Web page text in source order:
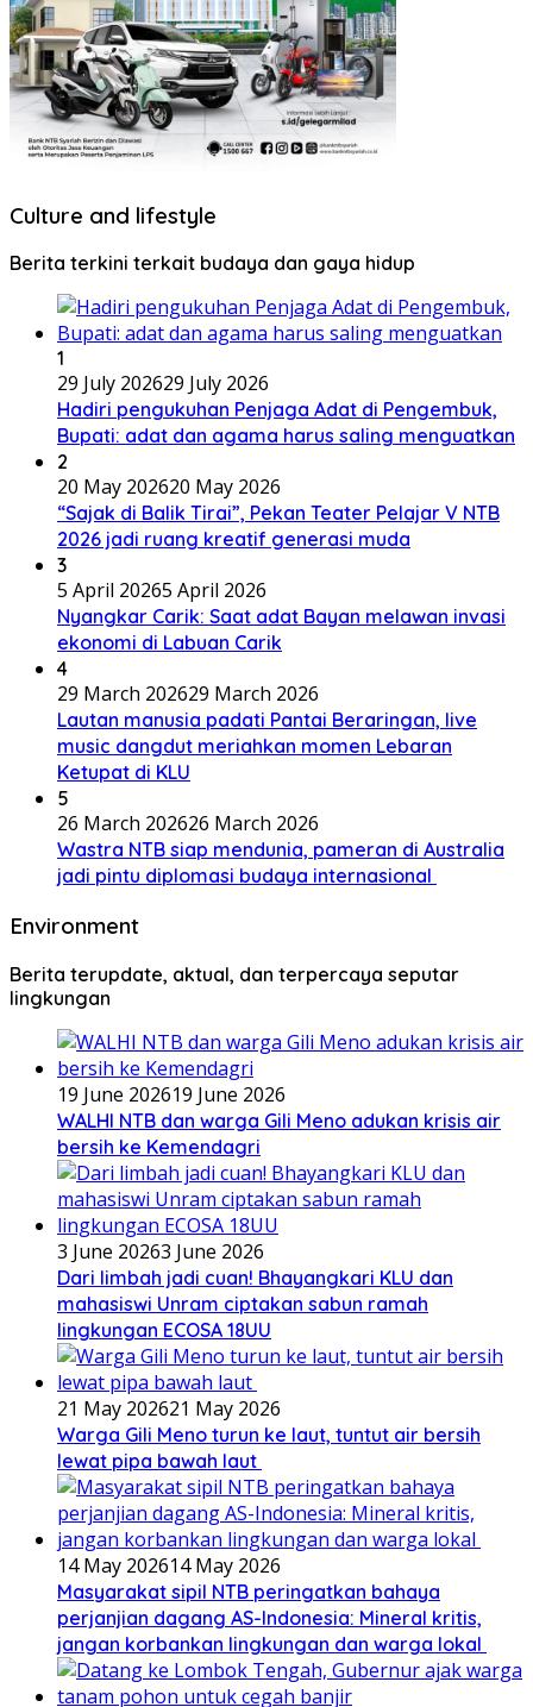
Culture and lifestyle
Berita terkini terkait budaya dan gaya hidup
1
29 July 202629 July 2026
Hadiri pengukuhan Penjaga Adat di Pengembuk,
Bupati: adat dan agama harus saling menguatkan
2
20 May 202620 May 2026
“Sajak di Balik Tirai”, Pekan Teater Pelajar V NTB
2026 jadi ruang kreatif generasi muda
3
5 April 20265 April 2026
Nyangkar Carik: Saat adat Bayan melawan invasi
ekonomi di Labuan Carik
4
29 March 202629 March 2026
Lautan manusia padati Pantai Beraringan, live
music dangdut meriahkan momen Lebaran
Ketupat di KLU
5
26 March 202626 March 2026
Wastra NTB siap mendunia, pameran di Australia
jadi pintu diplomasi budaya internasional
Environment
Berita terupdate, aktual, dan terpercaya seputar
lingkungan
19 June 202619 June 2026
WALHI NTB dan warga Gili Meno adukan krisis air
bersih ke Kemendagri
3 June 20263 June 2026
Dari limbah jadi cuan! Bhayangkari KLU dan
mahasiswi Unram ciptakan sabun ramah
lingkungan ECOSA 18UU
21 May 202621 May 2026
Warga Gili Meno turun ke laut, tuntut air bersih
lewat pipa bawah laut
14 May 202614 May 2026
Masyarakat sipil NTB peringatkan bahaya
perjanjian dagang AS-Indonesia: Mineral kritis,
jangan korbankan lingkungan dan warga lokal